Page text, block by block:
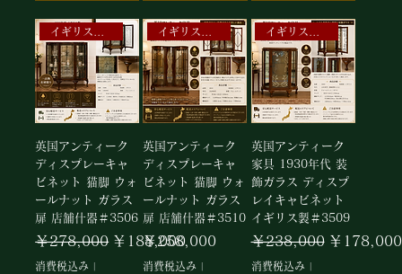
イギリスアンティークキャビネット
英国アンティーク
ディスプレーキャ
ビネット 猫脚 ウォ
ールナット ガラス
扉 店舗什器＃3506
通常価格
￥278,000 セール価格
￥188,000
消費税込み |
イギリスアンティークキャビネット
英国アンティーク
ディスプレーキャ
ビネット 猫脚 ウォ
ールナット ガラス
扉 店舗什器＃3510
価格
￥258,000
消費税込み |
イギリスアンティークキャビネット
英国アンティーク
家具 1930年代 装
飾ガラス ディスプ
レイキャビネット
イギリス製＃3509
通常価格
￥238,000 セール価格
￥178,000
消費税込み|